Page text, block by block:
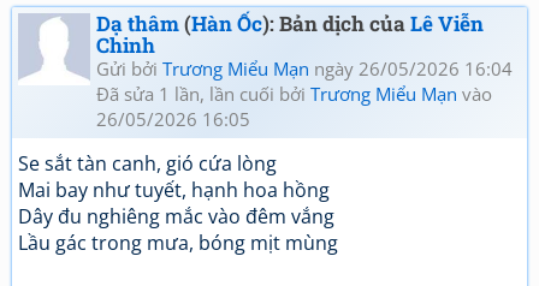
Dạ thâm(Hàn Ốc): Bản dịch củaLê Viễn
Chinh
Gửi bởi Trương Miểu Mạn ngày 26/05/2026 16:04
Đã sửa 1 lần, lần cuối bởi Trương Miểu Mạn vào
26/05/2026 16:05
Se sắt tàn canh, gió cứa lòng
Mai bay như tuyết, hạnh hoa hồng
Dây đu nghiêng mắc vào đêm vắng
Lầu gác trong mưa, bóng mịt mùng